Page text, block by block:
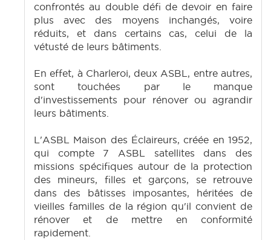
confrontés au double défi de devoir en faire
plus avec des moyens inchangés, voire
réduits, et dans certains cas, celui de la
vétusté de leurs bâtiments.
En effet, à Charleroi, deux ASBL, entre autres,
sont touchées par le manque
d'investissements pour rénover ou agrandir
leurs bâtiments.
L'ASBL Maison des Éclaireurs, créée en 1952,
qui compte 7 ASBL satellites dans des
missions spécifiques autour de la protection
des mineurs, filles et garçons, se retrouve
dans des bâtisses imposantes, héritées de
vieilles familles de la région qu'il convient de
rénover et de mettre en conformité
rapidement.